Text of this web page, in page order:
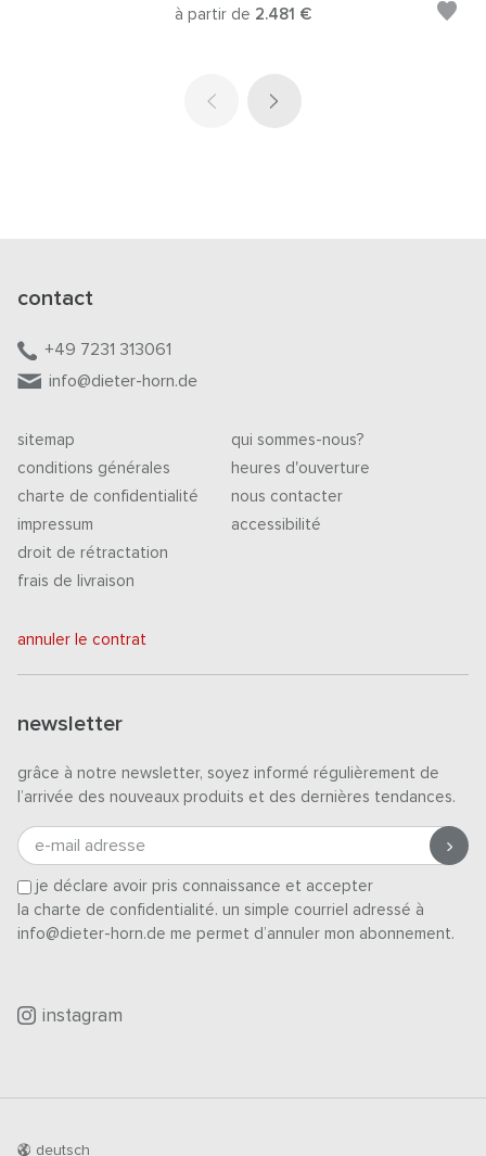
à partir de 2.481 €
contact
+49 7231 313061
info@dieter-horn.de
sitemap
conditions générales
charte de confidentialité
impressum
droit de rétractation
frais de livraison
qui sommes-nous?
heures d'ouverture
nous contacter
accessibilité
annuler le contrat
newsletter
grâce à notre newsletter, soyez informé régulièrement de
l’arrivée des nouveaux produits et des dernières tendances.
e-mail adresse
je déclare avoir pris connaissance et accepter
la charte de confidentialité. un simple courriel adressé à
info@dieter-horn.de me permet d’annuler mon abonnement.
instagram
deutsch